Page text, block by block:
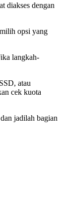
diakses dengan
opsi yang
langkah-
atau
cek kuota
jadilah bagian